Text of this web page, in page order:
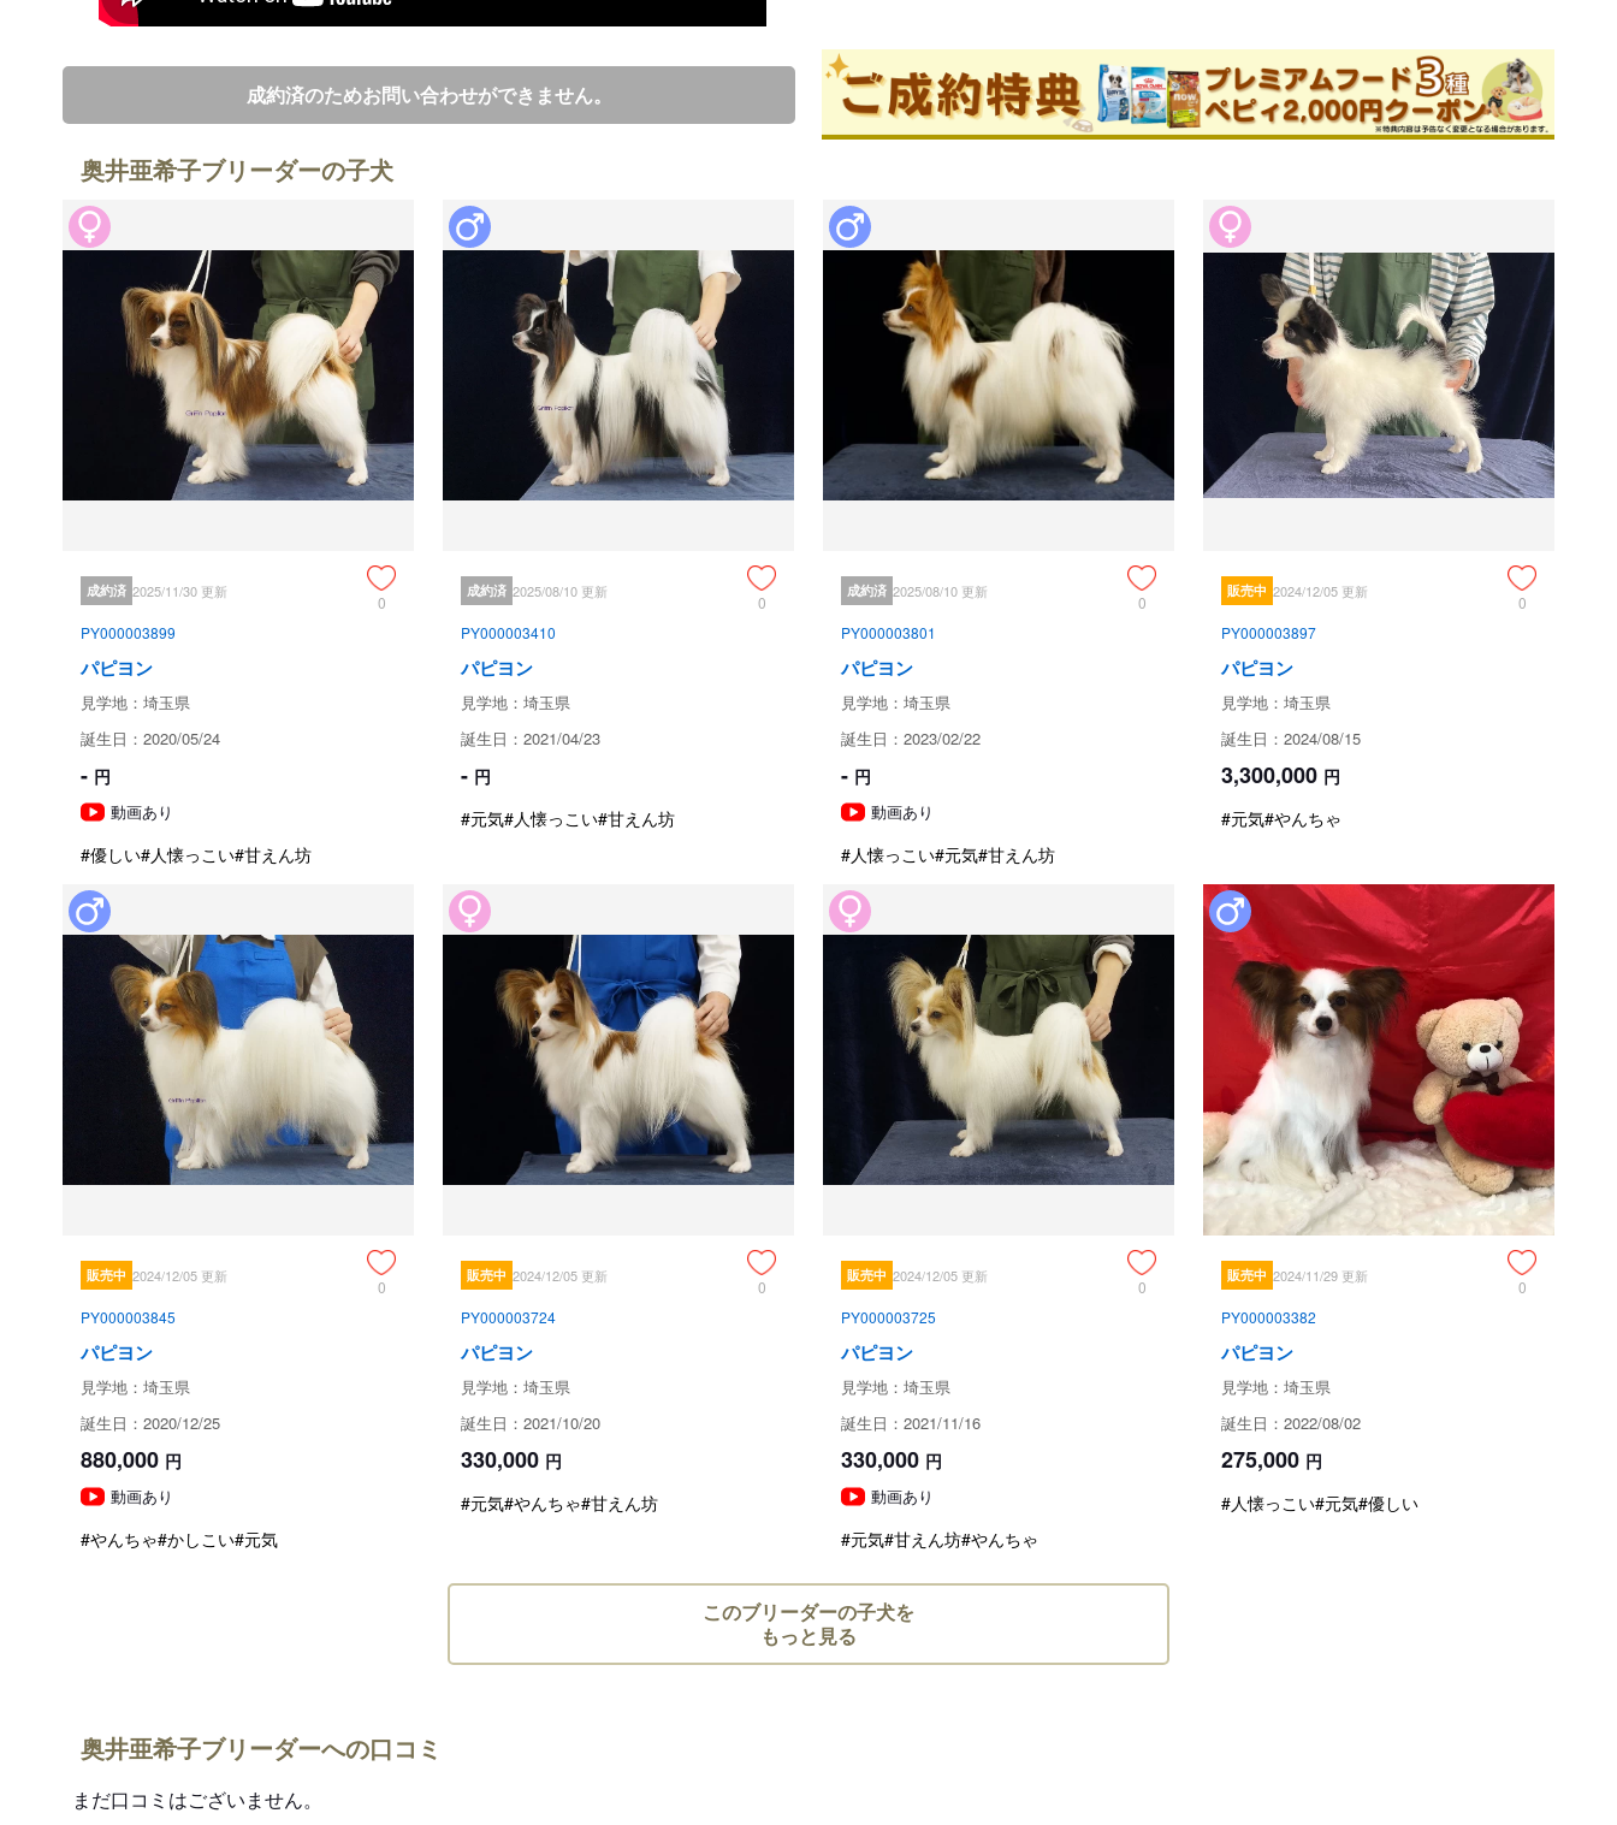
祖父犬が農林水産大臣賞受賞!
父母も共に日本でのチャンピオン犬
穏やかで、優しい男の子です♪
3000EUR
賞歴　祖父犬(母)
Multi BEST IN SHOW
Multi BEST IN SPECIALITY
BEST IN SHOW
American Champion
Japan Champion
Swedish Champion
Danish Champion
German Champion (VK)
VDH Champion
Hungarian Grand Champion
Slovenian Champion
Austrian Bundessieger 2018
German Bundesieger 2018
VDH Herbstsieger 2018
Winner Leipzig 2018
Danish Winner  2018
VK Clubwinner 2018
Slovenian Winner 2019
Agrovia Winner 2019
Slovenian Winner 2015
父母犬
Japan Champion
WEBカメラで見学も可能！
ご見学の際も換気を良くして消毒を徹底されてからお迎え頂けます。
ご見学には、あらかじめご予約が必要です。お問い合わせお待ちしております♪
※お問い合わせ頂いてからお返事するまで3～5日掛かる場合があります。
※当犬舎からはメールを必ずお送りしております。メールが届かない方は迷惑メールを御確認
下さい。
※契約成立後お客様ご都合でお預かりになる場合は 1日につき1,100円(税込)をお願いしており
ます。当犬舎都合でお預かりをする場合はこの限りではございません。
※血統書の名義変更を契約時に必ずお願いをしております。
※大切な家族として迎えられる方を希望してます。
※お値段の交渉や無理なご要望には応じかねますので 予めご理解願います。
※繁殖としてやブリーダーへの譲渡はしておりません。
成約済のためお問い合わせができません。
保証とサポート
生体保証内容
見学、受け渡しについて
成約済のためお問い合わせができません。
奥井亜希子ブリーダーの子犬
成約済 2025/11/30 更新
0
PY000003899
パピヨン
見学地：埼玉県
誕生日：2020/05/24
- 円
動画あり
#優しい#人懐っこい#甘えん坊
成約済 2025/08/10 更新
0
PY000003410
パピヨン
見学地：埼玉県
誕生日：2021/04/23
- 円
#元気#人懐っこい#甘えん坊
成約済 2025/08/10 更新
0
PY000003801
パピヨン
見学地：埼玉県
誕生日：2023/02/22
- 円
動画あり
#人懐っこい#元気#甘えん坊
販売中 2024/12/05 更新
0
PY000003897
パピヨン
見学地：埼玉県
誕生日：2024/08/15
3,300,000 円
#元気#やんちゃ
販売中 2024/12/05 更新
0
PY000003845
パピヨン
見学地：埼玉県
誕生日：2020/12/25
880,000 円
動画あり
#やんちゃ#かしこい#元気
販売中 2024/12/05 更新
0
PY000003724
パピヨン
見学地：埼玉県
誕生日：2021/10/20
330,000 円
#元気#やんちゃ#甘えん坊
販売中 2024/12/05 更新
0
PY000003725
パピヨン
見学地：埼玉県
誕生日：2021/11/16
330,000 円
動画あり
#元気#甘えん坊#やんちゃ
販売中 2024/11/29 更新
0
PY000003382
パピヨン
見学地：埼玉県
誕生日：2022/08/02
275,000 円
#人懐っこい#元気#優しい
このブリーダーの子犬を
もっと見る
奥井亜希子ブリーダーへの口コミ
まだ口コミはございません。